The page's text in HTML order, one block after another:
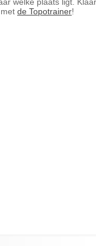
de Topotrainer!